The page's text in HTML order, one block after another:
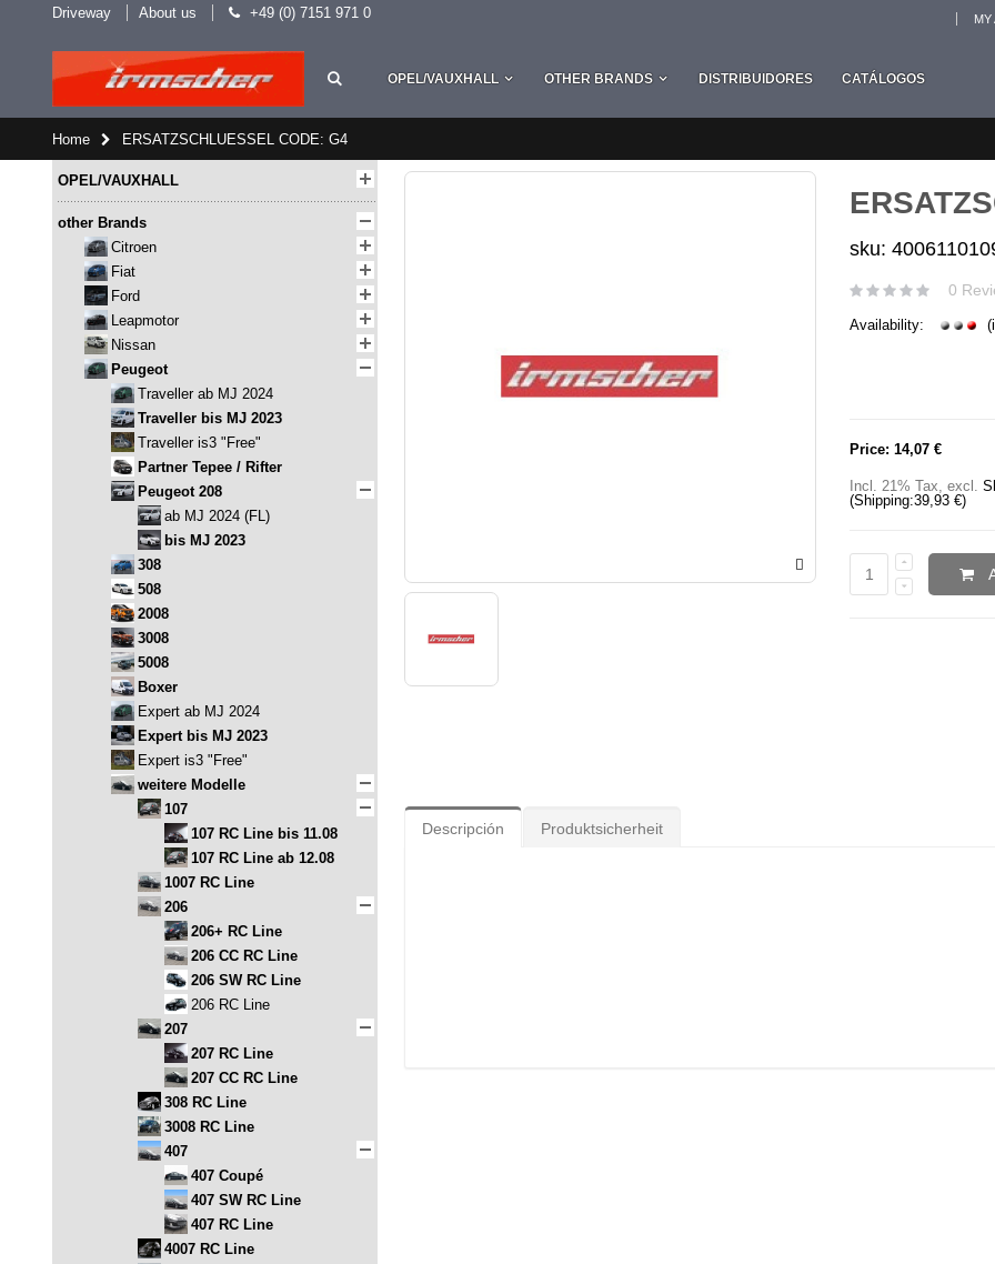
Driveway About us +49 (0) 7151 971 0 MY
OPEL/VAUXHALL OTHER BRANDS DISTRIBUIDORES CATÁLOGOS
Home ERSATZSCHLUESSEL CODE: G4
sku:
0
Availability:
Price: 14,07 €
Incl. 21% Tax,excl.
(Shipping:39,93 €)
Descripción Produktsicherheit
OPEL/VAUXHALL
other Brands
Citroen
Fiat
Ford
Leapmotor
Nissan
Peugeot
Traveller ab MJ 2024
Traveller bis MJ 2023
Traveller is3 "Free"
Partner Tepee / Rifter
Peugeot 208
ab MJ 2024 (FL)
bis MJ 2023
308
508
2008
3008
5008
Boxer
Expert ab MJ 2024
Expert bis MJ 2023
Expert is3 "Free"
weitere Modelle
107
107 RC Line bis 11.08
107 RC Line ab 12.08
1007 RC Line
206
206+ RC Line
206 CC RC Line
206 SW RC Line
206 RC Line
207
207 RC Line
207 CC RC Line
308 RC Line
3008 RC Line
407
407 Coupé
407 SW RC Line
407 RC Line
4007 RC Line